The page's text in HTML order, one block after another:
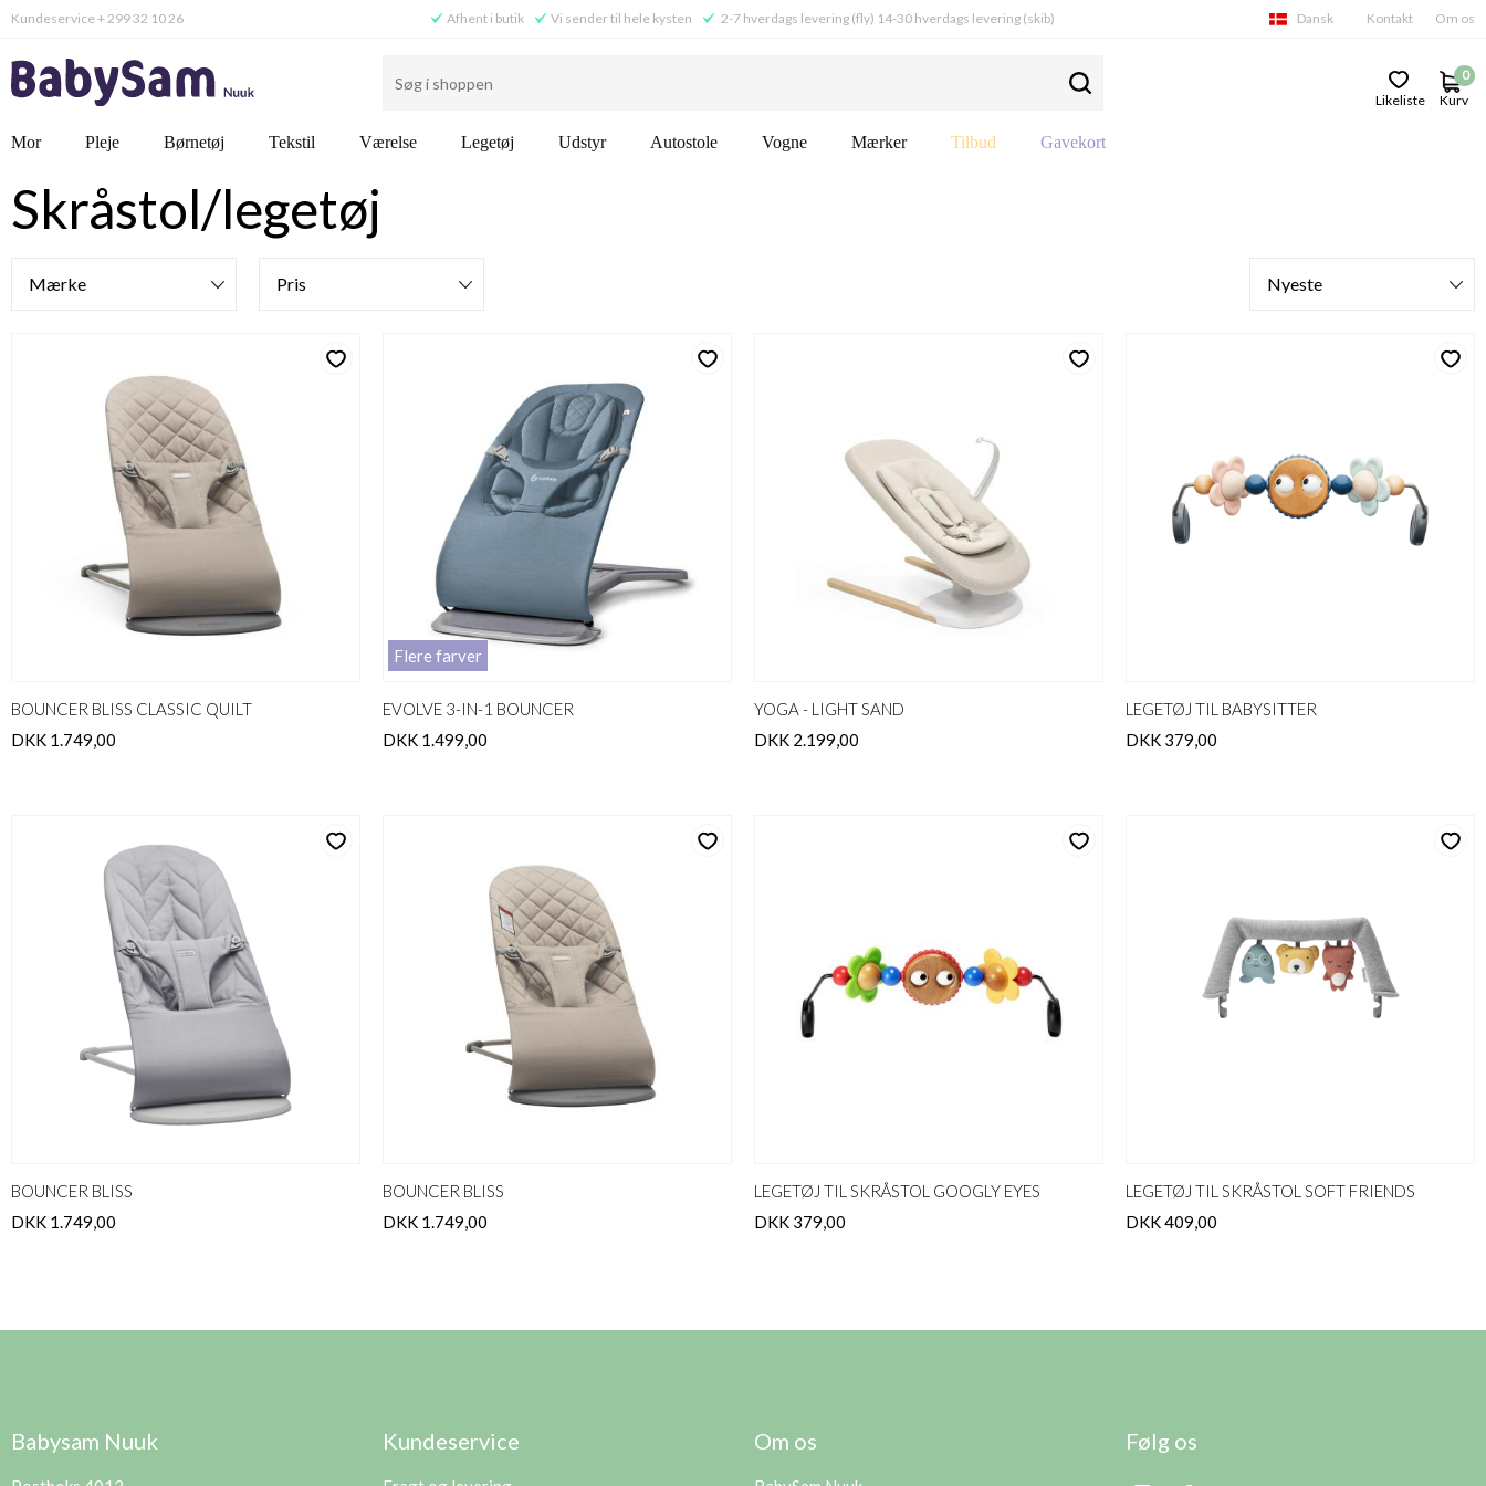
Kundeservice + 299 32 10 26 Afhent i butik Vi sender til hele kysten 2-7 hverdags levering (fly) 14-30 hverdags levering (skib) Kontakt Om os
Dansk
Kurv
0
Likeliste
Mor Pleje Børnetøj Tekstil Værelse Legetøj Udstyr Autostole Vogne Mærker Tilbud Gavekort
Skråstol/legetøj
Mærke
Pris
BOUNCER BLISS CLASSIC QUILT
DKK 1.749,00
Flere farver
EVOLVE 3-IN-1 BOUNCER
DKK 1.499,00
YOGA - LIGHT SAND
DKK 2.199,00
LEGETØJ TIL BABYSITTER
DKK 379,00
BOUNCER BLISS
DKK 1.749,00
BOUNCER BLISS
DKK 1.749,00
LEGETØJ TIL SKRÅSTOL GOOGLY EYES
DKK 379,00
LEGETØJ TIL SKRÅSTOL SOFT FRIENDS
DKK 409,00
Babysam Nuuk Kundeservice Om os Følg os